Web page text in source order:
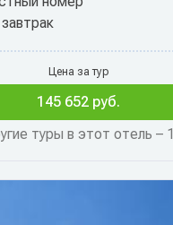
туры в этот отель – 1
Цена за тур
145 652 руб.